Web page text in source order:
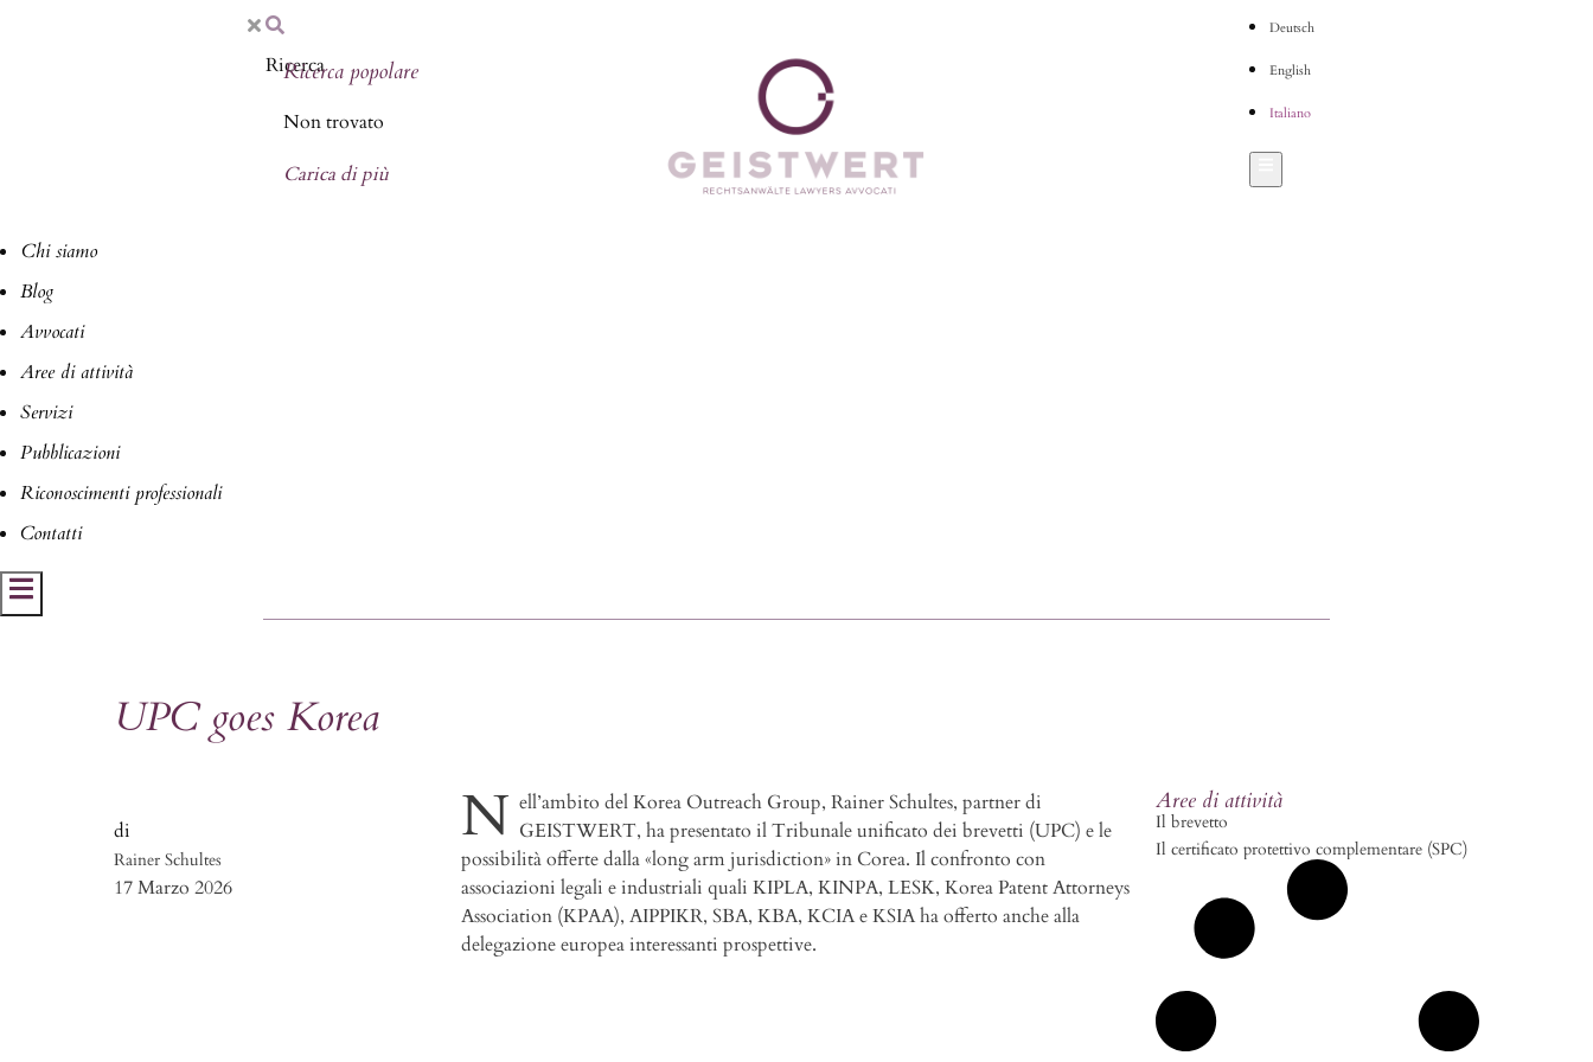
Ricerca popolare
Non trovato
Carica di più
Deutsch
English
Italiano
Chi siamo
Blog
Avvocati
Aree di attività
Servizi
Pubblicazioni
Riconoscimenti professionali
Contatti
Hamburger Toggle Menu
UPC goes Korea
Rainer Schultes
17 Marzo 2026
N ell’ambito del Korea Outreach Group, Rainer Schultes, partner di
GEISTWERT, ha presentato il Tribunale unificato dei brevetti (UPC) e le
possibilità offerte dalla «long arm jurisdiction» in Corea. Il confronto con
associazioni legali e industriali quali KIPLA, KINPA, LESK, Korea Patent Attorneys
Association (KPAA), AIPPIKR, SBA, KBA, KCIA e KSIA ha offerto anche alla
delegazione europea interessanti prospettive.
Aree di attività
Il brevetto
Il certificato protettivo complementare (SPC)